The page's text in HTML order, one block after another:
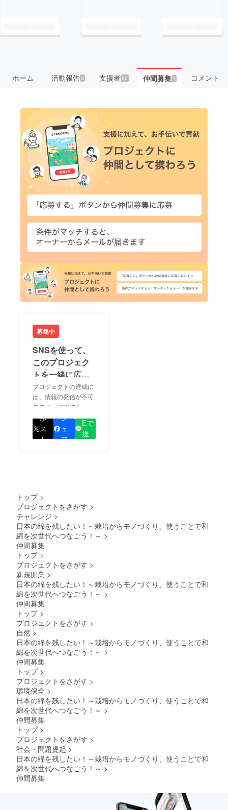
ホーム 活動報告3 支援者90 仲間募集 1 コメント
募集中
SNSを使って、
このプロジェク
トを一緒に広め
ましょう！
プロジェクトの達成に
は、情報の発信が不可
欠です。SNSでシェア
をして、あなたが応援
しているプロジェクト
の良さを知ってもらい
ポ
ス
ト
シ
ェ
ア
Eで
送
トップ >
プロジェクトをさがす >
チャレンジ >
日本の綿を残したい！～栽培からモノづくり、使うことで和
綿を次世代へつなごう！～ >
仲間募集
トップ >
プロジェクトをさがす >
新規開業 >
日本の綿を残したい！～栽培からモノづくり、使うことで和
綿を次世代へつなごう！～ >
仲間募集
トップ >
プロジェクトをさがす >
自然 >
日本の綿を残したい！～栽培からモノづくり、使うことで和
綿を次世代へつなごう！～ >
仲間募集
トップ >
プロジェクトをさがす >
環境保全 >
日本の綿を残したい！～栽培からモノづくり、使うことで和
綿を次世代へつなごう！～ >
仲間募集
トップ >
プロジェクトをさがす >
社会・問題提起 >
日本の綿を残したい！～栽培からモノづくり、使うことで和
綿を次世代へつなごう！～ >
仲間募集